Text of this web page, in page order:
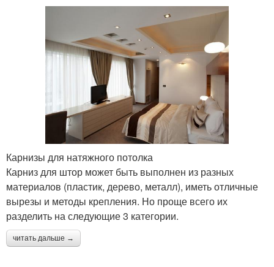
Карнизы для натяжного потолка
Карниз для штор может быть выполнен из разных
материалов (пластик, дерево, металл), иметь отличные
вырезы и методы крепления. Но проще всего их
разделить на следующие 3 категории.
читать дальше →